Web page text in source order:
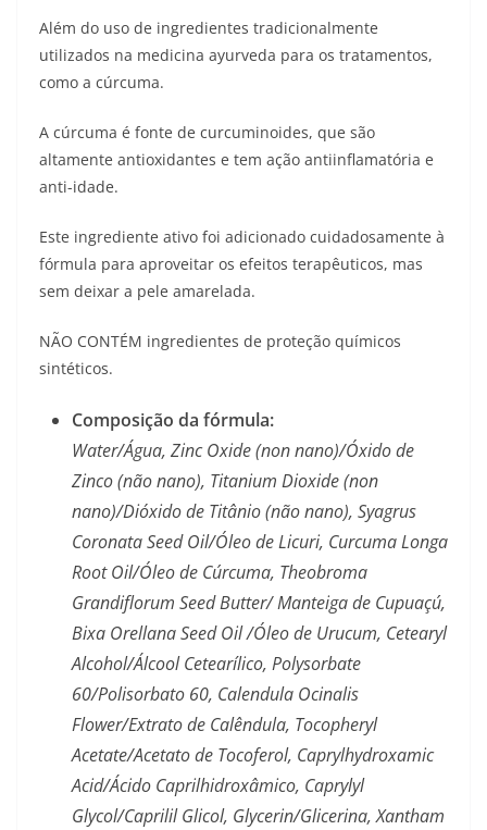
Além do uso de ingredientes tradicionalmente
utilizados na medicina ayurveda para os tratamentos,
como a cúrcuma.
A cúrcuma é fonte de curcuminoides, que são
altamente antioxidantes e tem ação antiinflamatória e
anti-idade.
Este ingrediente ativo foi adicionado cuidadosamente à
fórmula para aproveitar os efeitos terapêuticos, mas
sem deixar a pele amarelada.
NÃO CONTÉM ingredientes de proteção químicos
sintéticos.
Composição da fórmula:
Water/Água, Zinc Oxide (non nano)/Óxido de
Zinco (não nano), Titanium Dioxide (non
nano)/Dióxido de Titânio (não nano), Syagrus
Coronata Seed Oil/Óleo de Licuri, Curcuma Longa
Root Oil/Óleo de Cúrcuma, Theobroma
Grandiflorum Seed Butter/ Manteiga de Cupuaçú,
Bixa Orellana Seed Oil /Óleo de Urucum, Cetearyl
Alcohol/Álcool Cetearílico, Polysorbate
60/Polisorbato 60, Calendula Ocinalis
Flower/Extrato de Calêndula, Tocopheryl
Acetate/Acetato de Tocoferol, Caprylhydroxamic
Acid/Ácido Caprilhidroxâmico, Caprylyl
Glycol/Caprilil Glicol, Glycerin/Glicerina, Xantham